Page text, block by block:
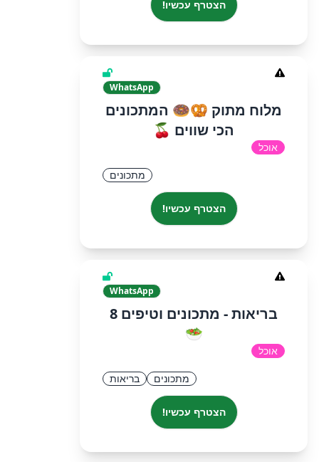
הצטרף עכשיו!
WhatsApp
מלוח מתוק 🥨🍩 המתכונים
הכי שווים 🍒
אוכל
מתכונים
הצטרף עכשיו!
WhatsApp
בריאות - מתכונים וטיפים 8
🥗
אוכל
מתכונים בריאות
הצטרף עכשיו!